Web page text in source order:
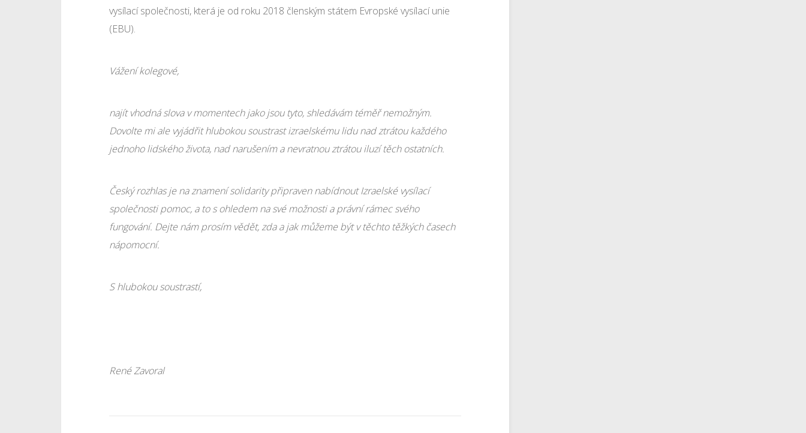
vysílací společnosti, která je od roku 2018 členským státem Evropské vysílací unie
(EBU).
Vážení kolegové,
najít vhodná slova v momentech jako jsou tyto, shledávám téměř nemožným.
Dovolte mi ale vyjádřit hlubokou soustrast izraelskému lidu nad ztrátou každého
jednoho lidského života, nad narušením a nevratnou ztrátou iluzí těch ostatních.
Český rozhlas je na znamení solidarity připraven nabídnout Izraelské vysílací
společnosti pomoc, a to s ohledem na své možnosti a právní rámec svého
fungování. Dejte nám prosím vědět, zda a jak můžeme být v těchto těžkých časech
nápomocní.
S hlubokou soustrastí,
René Zavoral